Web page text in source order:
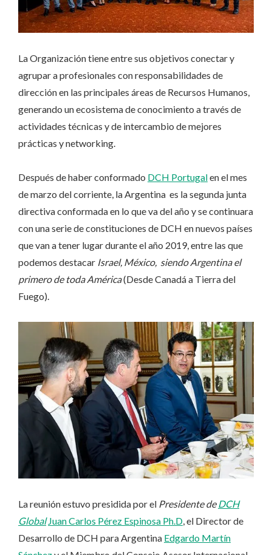
La Organización tiene entre sus objetivos conectar y
agrupar a profesionales con responsabilidades de
dirección en las principales áreas de Recursos Humanos,
generando un ecosistema de conocimiento a través de
actividades técnicas y de intercambio de mejores
prácticas y networking.
Después de haber conformado DCH Portugalen el mes
de marzo del corriente, la Argentina es la segunda junta
directiva conformada en lo que va del año y se continuara
con una serie de constituciones de DCH en nuevos países
que van a tener lugar durante el año 2019, entre las que
podemos destacar Israel, México, siendo Argentina el
primero de toda América(Desde Canadá a Tierra del
Fuego).
La reunión estuvo presidida por el Presidente deDCH
Global Juan Carlos Pérez Espinosa Ph.D, el Director de
Desarrollo de DCH para Argentina Edgardo Martín